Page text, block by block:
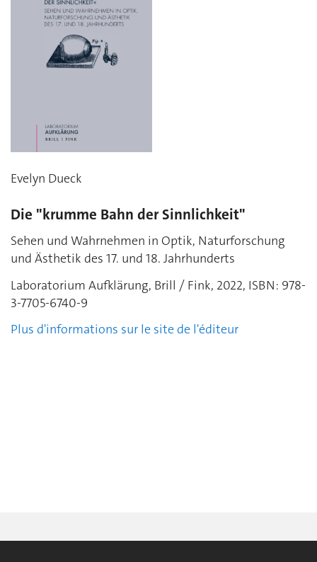
Evelyn Dueck
Die "krumme Bahn der Sinnlichkeit"
Sehen und Wahrnehmen in Optik, Naturforschung
und Ästhetik des 17. und 18. Jahrhunderts
Laboratorium Aufklärung, Brill / Fink, 2022, ISBN: 978-
3-7705-6740-9
Plus d'informations sur le site de l'éditeur